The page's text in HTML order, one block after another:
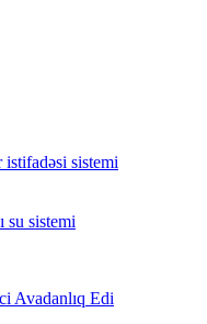
istifadəsi sistemi
su sistemi